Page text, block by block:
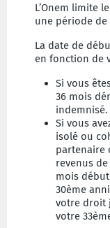
L’Onem limite
une période de
La date de
en fonction de
Si vous
36 mois
indemnisé.
Si vous
isolé ou
partenaire
revenus
mois
30ème
votre droit
votre